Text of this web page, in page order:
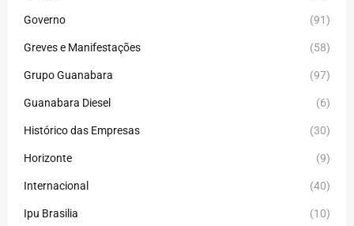
Governo (91)
Greves e Manifestações (58)
Grupo Guanabara (97)
Guanabara Diesel (6)
Histórico das Empresas (30)
Horizonte (9)
Internacional (40)
Ipu Brasilia (10)